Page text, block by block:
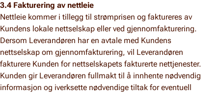
3.4 Fakturering av nettleie
Nettleie kommer i tillegg til strømprisen og faktureres av
Kundens lokale nettselskap eller ved gjennomfakturering.
Dersom Leverandøren har en avtale med Kundens
nettselskap om gjennomfakturering, vil Leverandøren
fakturere Kunden for nettselskapets fakturerte nettjenester.
Kunden gir Leverandøren fullmakt til å innhente nødvendig
informasjon og iverksette nødvendige tiltak for eventuell